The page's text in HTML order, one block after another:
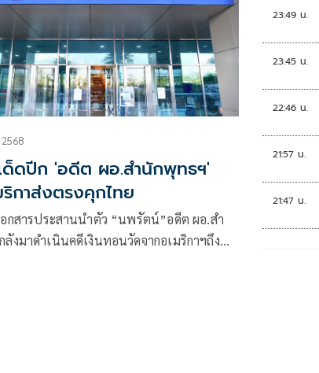
ด็ดปีก 'อดีต ผอ.สำนักพุทธฯ'
ริกาส่งตรงคุกไทย
กสารประสานนำตัว “นพรัตน์”อดีต ผอ.สำ
งมาดำเนินคดีเงินทอนวัดจากอเมริกาฯถึง
23:49 น.
23:45 น.
22:46 น.
21:57 น.
21:47 น.